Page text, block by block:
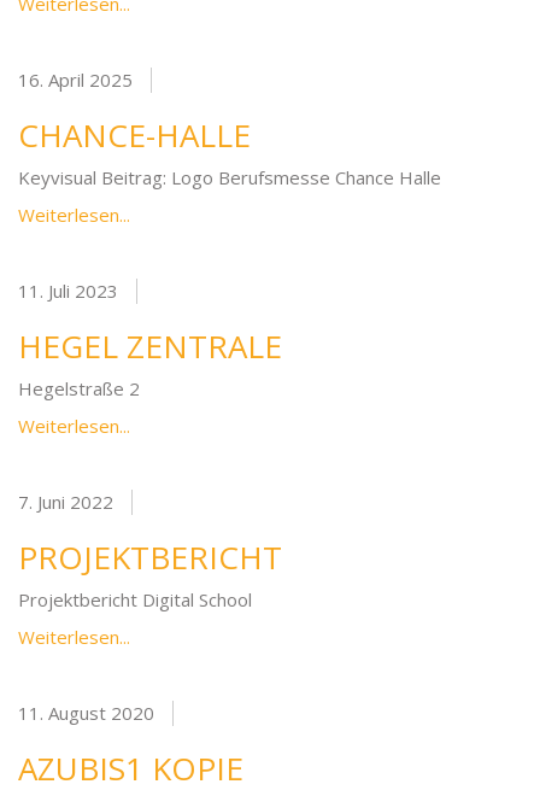
16. April 2025
CHANCE-HALLE
Keyvisual Beitrag: Logo Berufsmesse Chance Halle
Weiterlesen...
11. Juli 2023
HEGEL ZENTRALE
Hegelstraße 2
Weiterlesen...
7. Juni 2022
PROJEKTBERICHT
Projektbericht Digital School
Weiterlesen...
11. August 2020
AZUBIS1 KOPIE